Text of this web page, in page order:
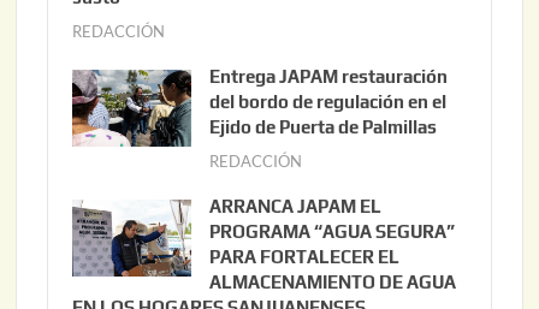
REDACCIÓN
o
s
t
3
,
2
0
Entrega JAPAM restauración
del bordo de regulación en el
Ejido de Puerta de Palmillas
REDACCIÓN
i
o
ARRANCA JAPAM EL
PROGRAMA “AGUA SEGURA”
PARA FORTALECER EL
ALMACENAMIENTO DE AGUA